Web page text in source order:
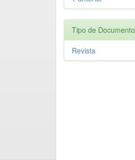
Tipo de Documento
Revista